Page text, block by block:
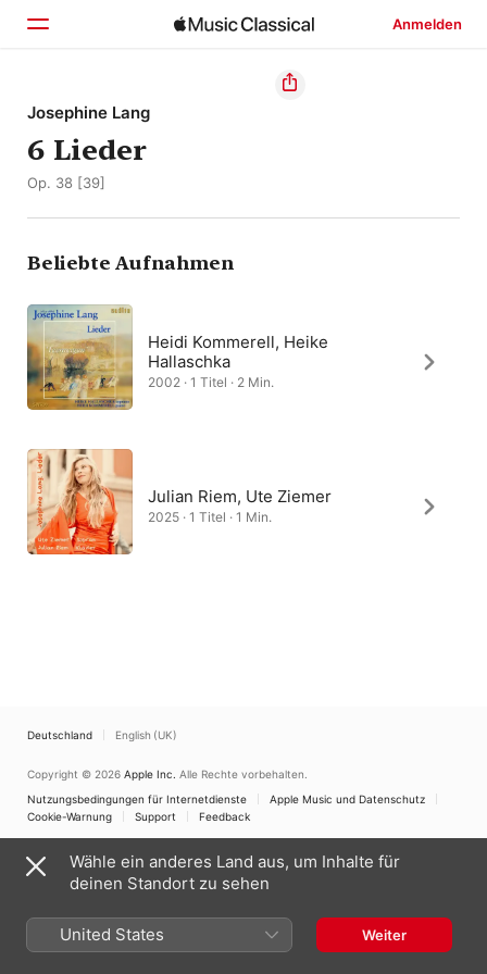
Anmelden
Startseite
Entdecken
Josephine Lang
6 Lieder
Op. 38 [39]
Beliebte Aufnahmen
Heidi Kommerell, Heike
Hallaschka
2002 · 1 Titel · 2 Min.
Julian Riem, Ute Ziemer
2025 · 1 Titel · 1 Min.
Deutschland English (UK)
Copyright © 2026 Apple Inc. Alle Rechte vorbehalten.
Nutzungsbedingungen für Internetdienste
Apple Music und Datenschutz
Cookie-Warnung
Support Feedback
Wähle ein anderes Land aus, um Inhalte für
deinen Standort zu sehen
United States Weiter